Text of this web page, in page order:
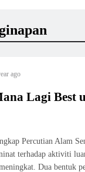
ago
Lagi Best
Percutian Alam
terhadap aktiviti
Dua bentuk